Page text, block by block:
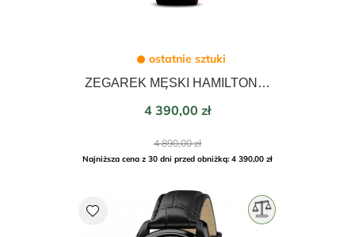
ostatnie sztuki
ZEGAREK MĘSKI HAMILTON KHAKI AVIATION PILOT PIONEER AUTOMATIC 38mm H76205530
Cena
4 390,00 zł
Cena
podstawowa
4 890,00 zł
Najniższa cena z 30 dni przed obniżką: 4 390,00 zł
favorite